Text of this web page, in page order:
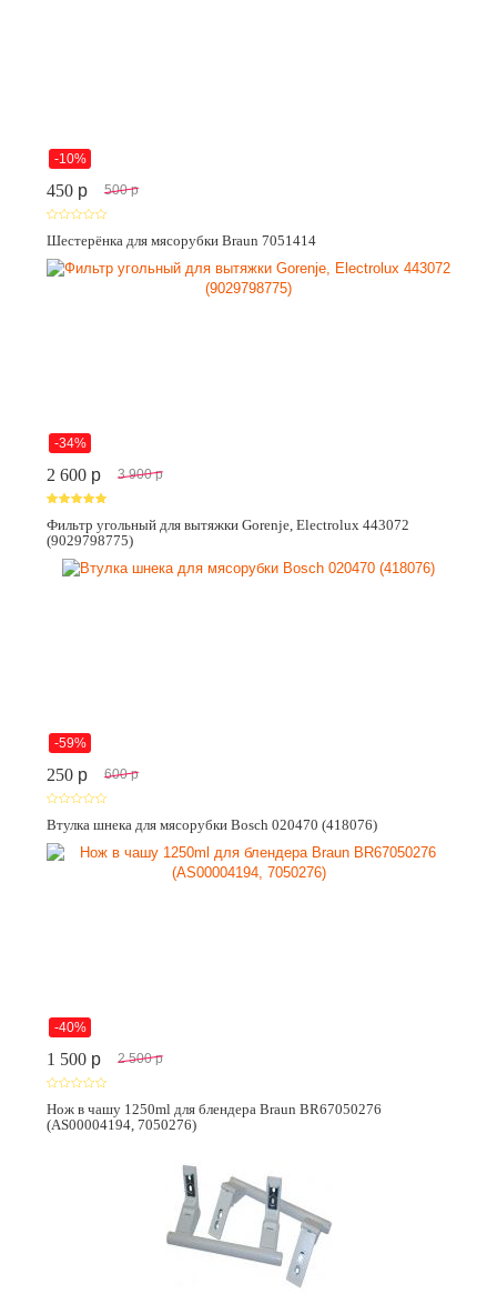
-10%
450 p 500 p
Шестерёнка для мясорубки Braun 7051414
-34%
2 600 p 3 900 p
Фильтр угольный для вытяжки Gorenje, Electrolux 443072
(9029798775)
-59%
250 p 600 p
Втулка шнека для мясорубки Bosch 020470 (418076)
-40%
1 500 p 2 500 p
Нож в чашу 1250ml для блендера Braun BR67050276
(AS00004194, 7050276)